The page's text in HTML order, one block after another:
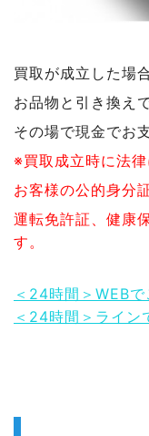
買取が成立した場
お品物と引き換え
その場で現金でお
※買取成立時に法律
お客様の公的身分
運転免許証、健康
す。
＜24時間＞WEB
＜24時間＞ライン